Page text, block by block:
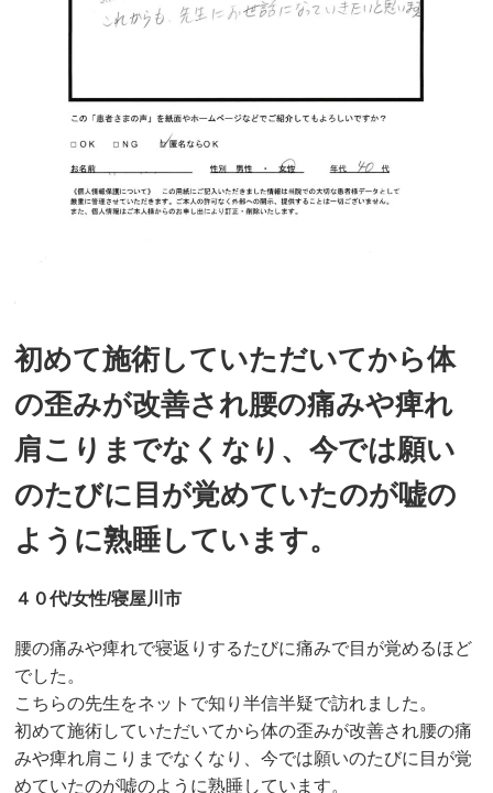
初めて施術していただいてから体
の歪みが改善され腰の痛みや痺れ
肩こりまでなくなり、今では願い
のたびに目が覚めていたのが嘘の
ように熟睡しています。
４０代/女性/寝屋川市
腰の痛みや痺れで寝返りするたびに痛みで目が覚めるほど
でした。
こちらの先生をネットで知り半信半疑で訪れました。
初めて施術していただいてから体の歪みが改善され腰の痛
みや痺れ肩こりまでなくなり、今では願いのたびに目が覚
めていたのが嘘のように熟睡しています。